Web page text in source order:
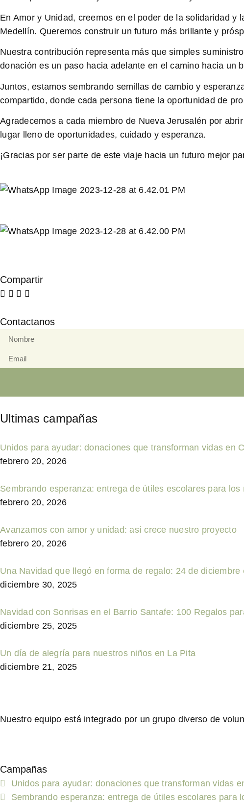
En Amor y Unidad, creemos en el poder de la solidaridad
Medellín. Queremos construir un futuro más brillante y
Nuestra contribución representa más que simples
donación es un paso hacia adelante en el camino hacia un
Juntos, estamos sembrando semillas de cambio y
compartido, donde cada persona tiene la oportunidad de
Agradecemos a cada miembro de Nueva Jerusalén por
lugar lleno de oportunidades, cuidado y esperanza.
¡Gracias por ser parte de este viaje hacia un futuro mejor
Compartir
Contactanos
Ultimas campañas
Unidos para ayudar: donaciones que transforman vidas en
febrero 20, 2026
Sembrando esperanza: entrega de útiles escolares para los
febrero 20, 2026
Avanzamos con amor y unidad: así crece nuestro proyecto
febrero 20, 2026
Una Navidad que llegó en forma de regalo: 24 de diciembre
diciembre 30, 2025
Navidad con Sonrisas en el Barrio Santafe: 100 Regalos
diciembre 25, 2025
Un día de alegría para nuestros niños en La Pita
diciembre 21, 2025
Nuestro equipo está integrado por un grupo diverso de
Campañas
Unidos para ayudar: donaciones que transforman vidas
Sembrando esperanza: entrega de útiles escolares para